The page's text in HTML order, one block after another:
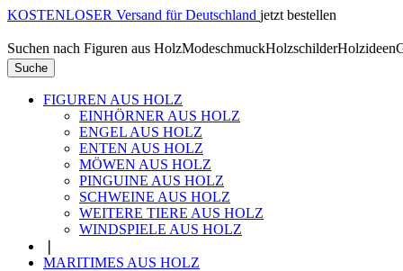
KOSTENLOSER Versand für Deutschland jetzt bestellen
Suchen nach Figuren aus HolzModeschmuckHolzschilderHolzideen
Suche
FIGUREN AUS HOLZ
EINHÖRNER AUS HOLZ
ENGEL AUS HOLZ
ENTEN AUS HOLZ
MÖWEN AUS HOLZ
PINGUINE AUS HOLZ
SCHWEINE AUS HOLZ
WEITERE TIERE AUS HOLZ
WINDSPIELE AUS HOLZ
MARITIMES AUS HOLZ